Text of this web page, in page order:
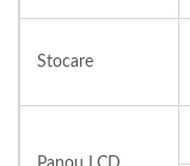
Stocare